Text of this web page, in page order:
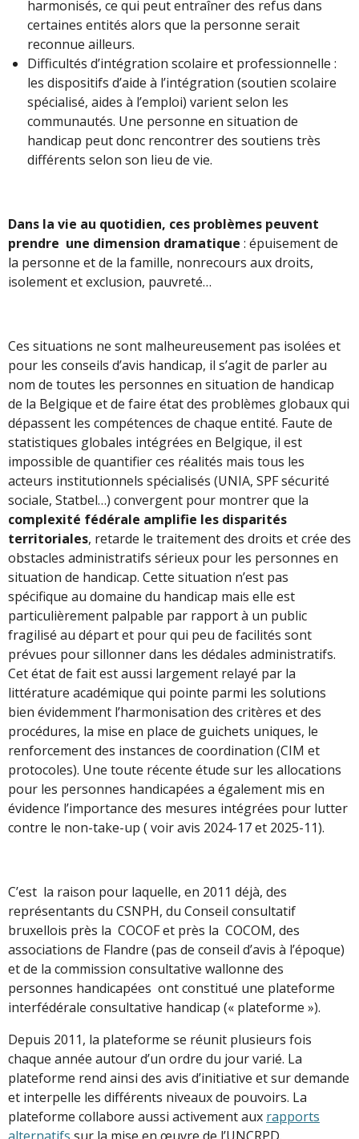
harmonisés, ce qui peut entraîner des refus dans
certaines entités alors que la personne serait
reconnue ailleurs.
Difficultés d’intégration scolaire et professionnelle :
les dispositifs d’aide à l’intégration (soutien scolaire
spécialisé, aides à l’emploi) varient selon les
communautés. Une personne en situation de
handicap peut donc rencontrer des soutiens très
différents selon son lieu de vie.
Dans la vie au quotidien, ces problèmes peuvent
prendre une dimension dramatique : épuisement de
la personne et de la famille, nonrecours aux droits,
isolement et exclusion, pauvreté…
Ces situations ne sont malheureusement pas isolées et
pour les conseils d’avis handicap, il s’agit de parler au
nom de toutes les personnes en situation de handicap
de la Belgique et de faire état des problèmes globaux qui
dépassent les compétences de chaque entité. Faute de
statistiques globales intégrées en Belgique, il est
impossible de quantifier ces réalités mais tous les
acteurs institutionnels spécialisés (UNIA, SPF sécurité
sociale, Statbel…) convergent pour montrer que la
complexité fédérale amplifie les disparités
territoriales, retarde le traitement des droits et crée des
obstacles administratifs sérieux pour les personnes en
situation de handicap. Cette situation n’est pas
spécifique au domaine du handicap mais elle est
particulièrement palpable par rapport à un public
fragilisé au départ et pour qui peu de facilités sont
prévues pour sillonner dans les dédales administratifs.
Cet état de fait est aussi largement relayé par la
littérature académique qui pointe parmi les solutions
bien évidemment l’harmonisation des critères et des
procédures, la mise en place de guichets uniques, le
renforcement des instances de coordination (CIM et
protocoles). Une toute récente étude sur les allocations
pour les personnes handicapées a également mis en
évidence l’importance des mesures intégrées pour lutter
contre le non-take-up ( voir avis 2024-17 et 2025-11).
C’est la raison pour laquelle, en 2011 déjà, des
représentants du CSNPH, du Conseil consultatif
bruxellois près la COCOF et près la COCOM, des
associations de Flandre (pas de conseil d’avis à l’époque)
et de la commission consultative wallonne des
personnes handicapées ont constitué une plateforme
interfédérale consultative handicap (« plateforme »).
Depuis 2011, la plateforme se réunit plusieurs fois
chaque année autour d’un ordre du jour varié. La
plateforme rend ainsi des avis d’initiative et sur demande
et interpelle les différents niveaux de pouvoirs. La
plateforme collabore aussi activement aux rapports
alternatifs sur la mise en œuvre de l’UNCRPD.